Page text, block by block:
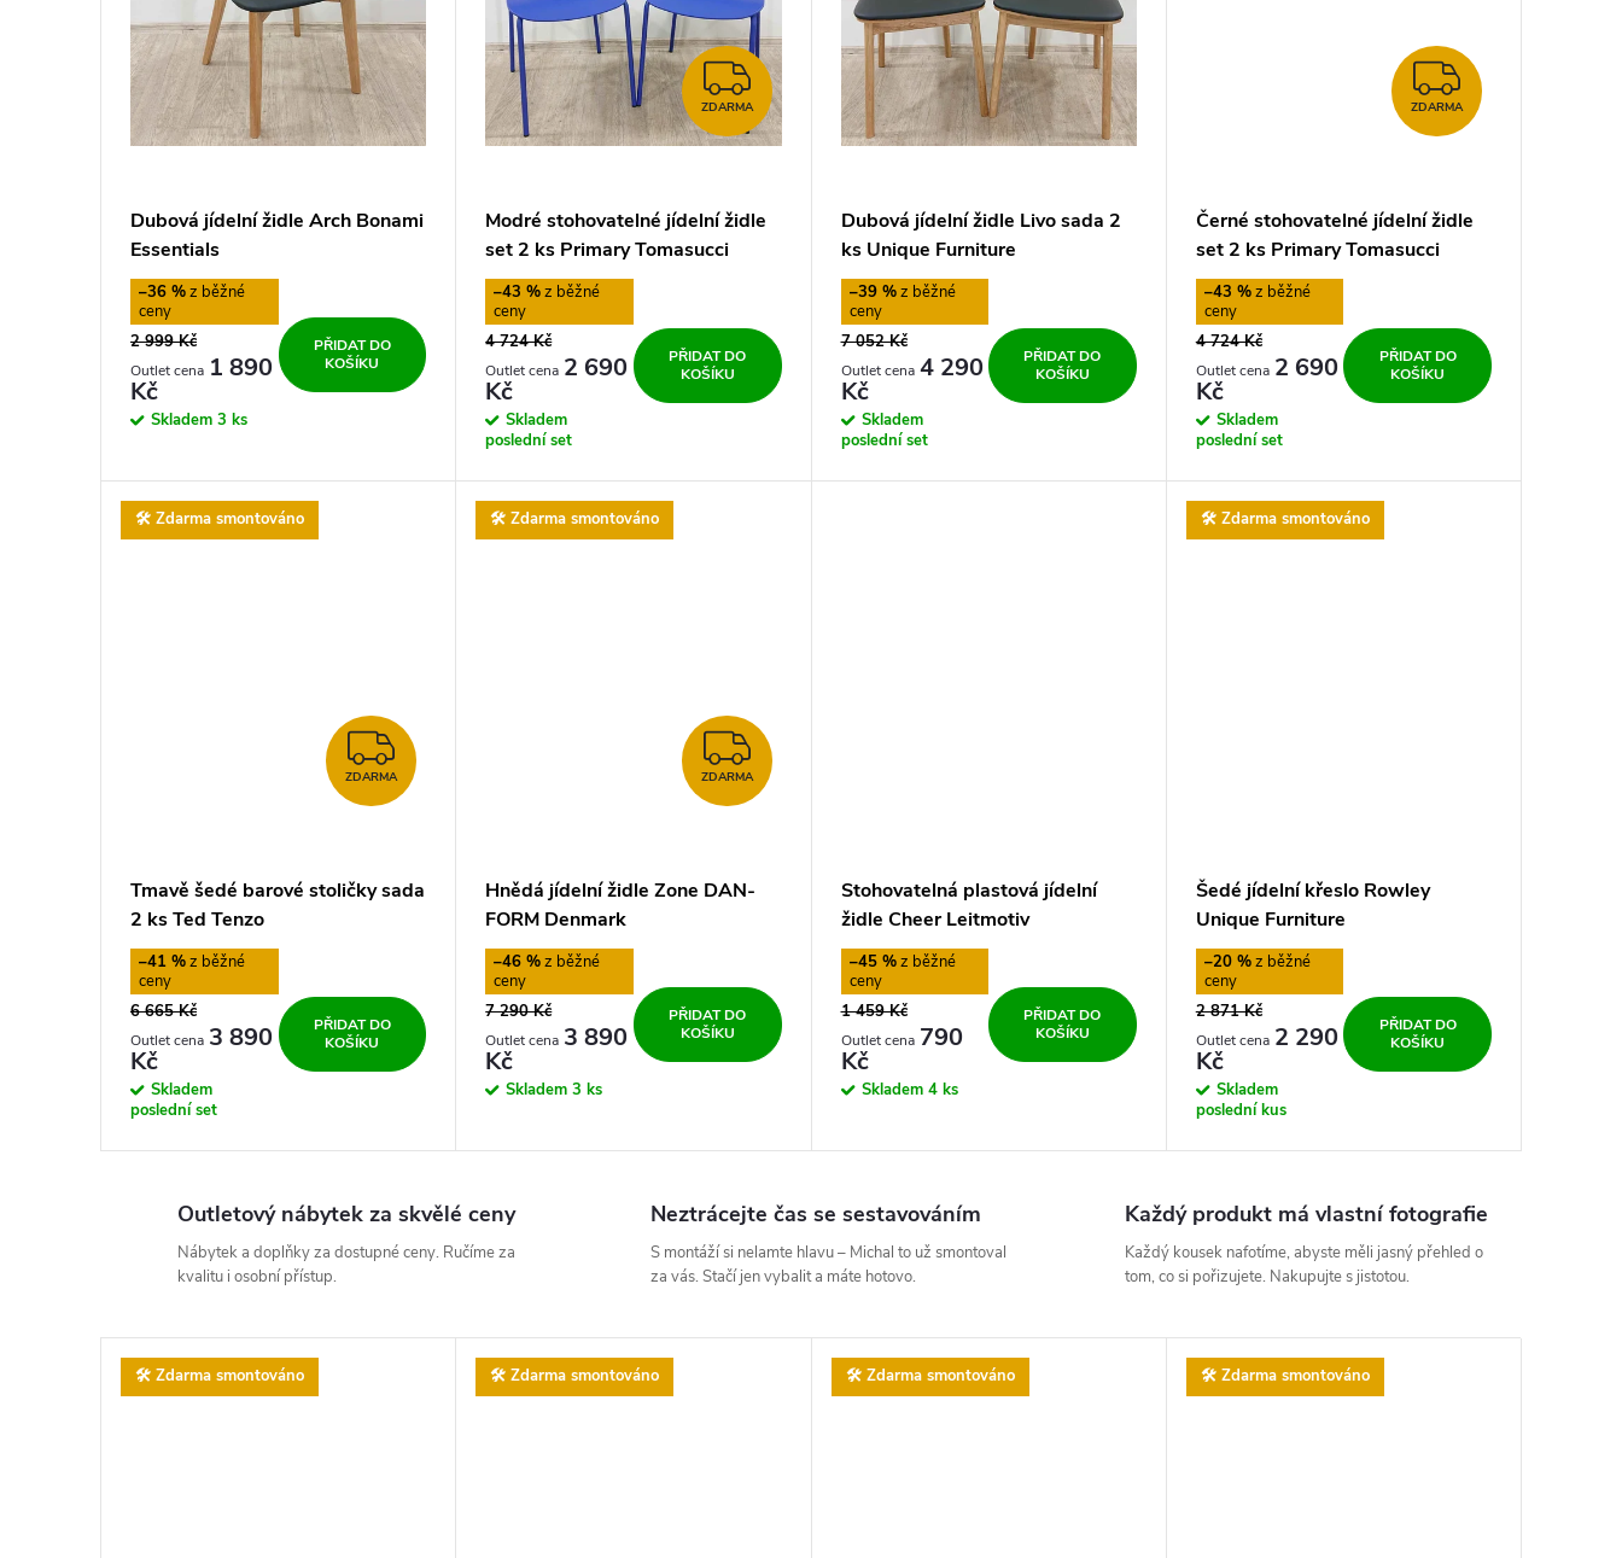
t
Dubová jídelní židle Arch Bonami
Essentials
–36 %
2 999 Kč
1 890
Kč
Skladem 3 ks
PŘIDAT DO
KOŠÍKU
ZDARMA
ZDARMA
Modré stohovatelné jídelní židle
set 2 ks Primary Tomasucci
–43 %
4 724 Kč
2 690
Kč
Skladem
poslední set
PŘIDAT DO
KOŠÍKU
Dubová jídelní židle Livo sada 2
ks Unique Furniture
–39 %
7 052 Kč
4 290
Kč
Skladem
poslední set
PŘIDAT DO
KOŠÍKU
ZDARMA
ZDARMA
Černé stohovatelné jídelní židle
set 2 ks Primary Tomasucci
–43 %
4 724 Kč
2 690
Kč
Skladem
poslední set
PŘIDAT DO
KOŠÍKU
🛠️ Zdarma smontováno
ZDARMA
ZDARMA
Tmavě šedé barové stoličky sada
2 ks Ted Tenzo
–41 %
6 665 Kč
3 890
Kč
Skladem
poslední set
PŘIDAT DO
KOŠÍKU
🛠️ Zdarma smontováno
ZDARMA
ZDARMA
Hnědá jídelní židle Zone DAN-
FORM Denmark
–46 %
7 290 Kč
3 890
Kč
Skladem3 ks
PŘIDAT DO
KOŠÍKU
Stohovatelná plastová jídelní
židle Cheer Leitmotiv
–45 %
1 459 Kč
790
Kč
Skladem 4 ks
PŘIDAT DO
KOŠÍKU
🛠️ Zdarma smontováno
Šedé jídelní křeslo Rowley
Unique Furniture
–20 %
2 871 Kč
2 290
Kč
Skladem
poslední kus
PŘIDAT DO
KOŠÍKU
Outletový nábytek za skvělé ceny
Nábytek a doplňky za dostupné ceny. Ručíme za
kvalitu i osobní přístup.
Neztrácejte čas se sestavováním
S montáží si nelamte hlavu – Michal to už smontoval
za vás. Stačí jen vybalit a máte hotovo.
Každý produkt má vlastní fotografie
Každý kousek nafotíme, abyste měli jasný přehled o
tom, co si pořizujete. Nakupujte s jistotou.
🛠️ Zdarma smontováno 🛠️ Zdarma smontováno 🛠️ Zdarma smontováno 🛠️ Zdarma smontováno